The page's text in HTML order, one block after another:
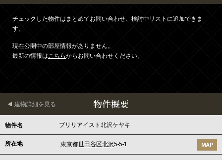
チェックした物件はまとめてお問い合わせ、検討中リストに追加できま
す。
現在公開中の部屋情報がありません。
最新の情報はこちらからお問い合わせください。
物件概要
建物詳細を見る
物件名 ブリリアイスト北沢ケヤキ
所在地 東京都世田谷区北沢5-5-1 MAP